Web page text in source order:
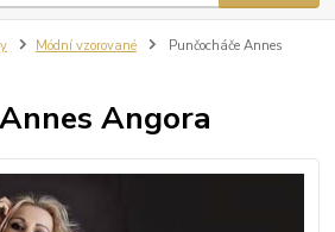
Módní vzorované
Punčocháče Annes
Angora